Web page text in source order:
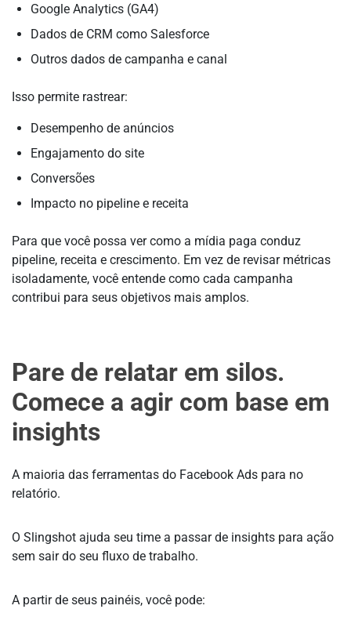
Google Analytics (GA4)
Dados de CRM como Salesforce
Outros dados de campanha e canal
Isso permite rastrear:
Desempenho de anúncios
Engajamento do site
Conversões
Impacto no pipeline e receita
Para que você possa ver como a mídia paga conduz
pipeline, receita e crescimento. Em vez de revisar métricas
isoladamente, você entende como cada campanha
contribui para seus objetivos mais amplos.
Pare de relatar em silos.
Comece a agir com base em
insights
A maioria das ferramentas do Facebook Ads para no
relatório.
O Slingshot ajuda seu time a passar de insights para ação
sem sair do seu fluxo de trabalho.
A partir de seus painéis, você pode: